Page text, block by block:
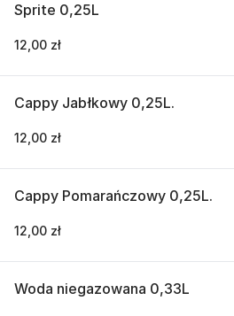
Sprite 0,25L
12,00 zł
Cappy Jabłkowy 0,25L.
12,00 zł
Cappy Pomarańczowy 0,25L.
12,00 zł
Woda niegazowana 0,33L